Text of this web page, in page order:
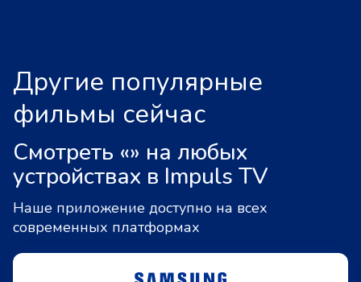
Другие популярные
фильмы сейчас
Смотреть «» на любых
устройствах в Impuls TV
Наше приложение доступно на всех
современных платформах